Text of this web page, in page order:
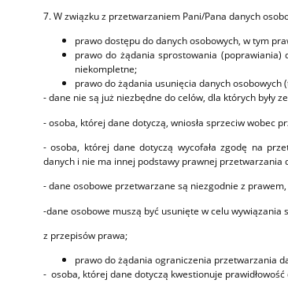
7. W związku z przetwarzaniem Pani/Pana danych
prawo dostępu do danych osobowych, w tym
prawo do żądania sprostowania (poprawiania)
niekompletne;
prawo do żądania usunięcia danych
- dane nie są już niezbędne do celów, dla których były
- osoba, której dane dotyczą, wniosła sprzeciw wobec
- osoba, której dane dotyczą wycofała zgodę na
danych i nie ma innej podstawy prawnej przetwarzania
- dane osobowe przetwarzane są niezgodnie z prawem,
-dane osobowe muszą być usunięte w celu
z przepisów prawa;
prawo do żądania ograniczenia przetwarzania
- osoba, której dane dotyczą kwestionuje prawidłowość